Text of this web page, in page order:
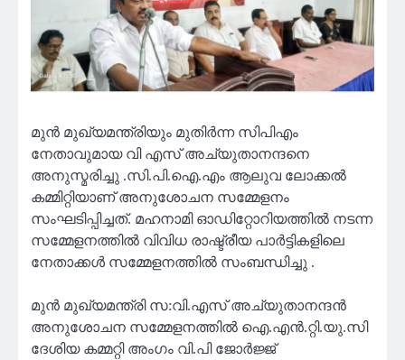
മുൻ മുഖ്യമന്ത്രിയും മുതിർന്ന സിപിഎം
നേതാവുമായ വി എസ് അച്യുതാനന്ദനെ
അനുസ്മരിച്ചു .സി.പി.ഐ.എം ആലുവ ലോക്കൽ
കമ്മിറ്റിയാണ് അനുശോചന സമ്മേളനം
സംഘടിപ്പിച്ചത്. മഹനാമി ഓഡിറ്റോറിയത്തിൽ നടന്ന
സമ്മേളനത്തിൽ വിവിധ രാഷ്ട്രീയ പാർട്ടികളിലെ
നേതാക്കൾ സമ്മേളനത്തിൽ സംബന്ധിച്ചു .
മുൻ മുഖ്യമന്ത്രി സ:വി.എസ് അച്യുതാനന്ദൻ
അനുശോചന സമ്മേളനത്തിൽ ഐ.എൻ.റ്റി.യു.സി
ദേശിയ കമ്മറ്റി അംഗം വി.പി ജോർജ്ജ്